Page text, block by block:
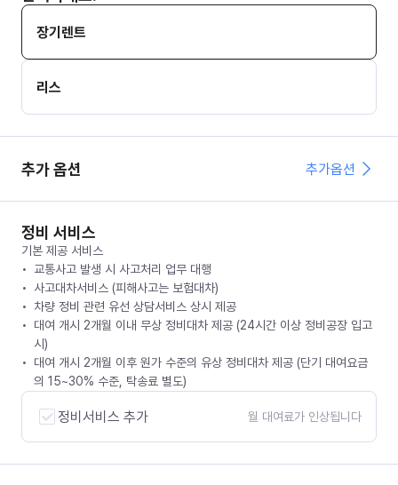
장기렌트
리스
추가 옵션 추가옵션
정비 서비스
기본 제공 서비스
교통사고 발생 시 사고처리 업무 대행
사고대차서비스 (피해사고는 보험대차)
차량 정비 관련 유선 상담서비스 상시 제공
대여 개시 2개월 이내 무상 정비대차 제공 (24시간 이상 정비공장 입고
시)
대여 개시 2개월 이후 원가 수준의 유상 정비대차 제공 (단기 대여요금
의 15~30% 수준, 탁송료 별도)
정비서비스 추가 월 대여료가 인상됩니다